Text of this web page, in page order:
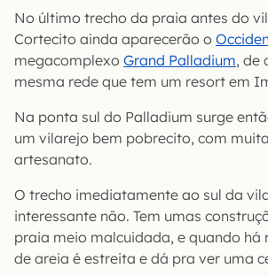
No último trecho da praia antes do
Cortecito ainda aparecerão o
megacomplexo Grand Palladium, de
mesma rede que tem um resort em
Na ponta sul do Palladium surge
um vilarejo bem pobrecito, com
artesanato.
O trecho imediatamente ao sul da
interessante não. Tem umas
praia meio malcuidada, e quando há
de areia é estreita e dá pra ver uma